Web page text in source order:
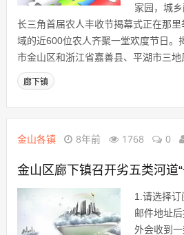
家园，城
长三角首届农人丰收节揭幕式正在那
域的近600位农人齐聚一堂欢度节日。
市金山区和浙江省嘉善县、平湖市三地
廊下镇
金山各镇 8年前 1768 0
金山区廊下镇召开劣五类河道
1.请选择
邮件地址
外会收到